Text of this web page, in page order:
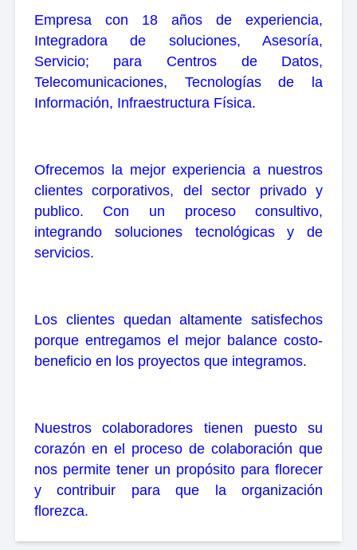
Empresa con 18 años de experiencia,
Integradora de soluciones, Asesoría,
Servicio; para Centros de Datos,
Telecomunicaciones, Tecnologías de la
Información, Infraestructura Física.
Ofrecemos la mejor experiencia a nuestros
clientes corporativos, del sector privado y
publico. Con un proceso consultivo,
integrando soluciones tecnológicas y de
servicios.
Los clientes quedan altamente satisfechos
porque entregamos el mejor balance costo-
beneficio en los proyectos que integramos.
Nuestros colaboradores tienen puesto su
corazón en el proceso de colaboración que
nos permite tener un propósito para florecer
y contribuir para que la organización
florezca.